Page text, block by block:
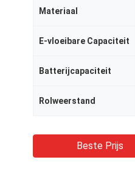
Materiaal
E-vloeibare Capaciteit
Batterijcapaciteit
Rolweerstand
Beste Prijs